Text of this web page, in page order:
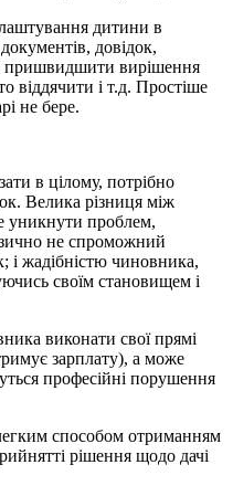
дитини в
довідок,
пришвидшити вирішення
віддячити і т.д. Простіше
не бере.
в цілому, потрібно
Велика різниця між
уникнути проблем,
не спроможний
і жадібністю чиновника,
своїм становищем і
виконати свої прямі
зарплату), а може
професійні порушення
способом отриманням
рішення щодо дачі